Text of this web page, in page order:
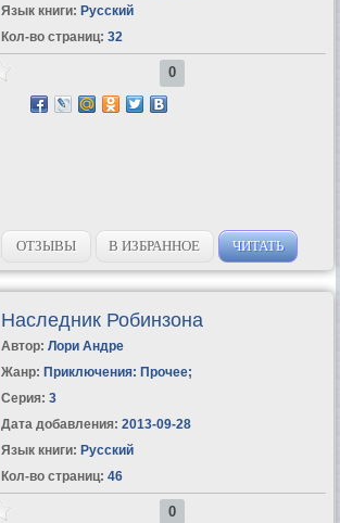
Язык книги: Русский
Кол-во страниц: 32
0
ОТЗЫВЫ В ИЗБРАННОЕ ЧИТАТЬ
Наследник Робинзона
Автор: Лори Андре
Жанр: Приключения: Прочее;
Серия: 3
Дата добавления: 2013-09-28
Язык книги: Русский
Кол-во страниц: 46
0